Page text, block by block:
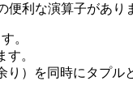
便利な演算子があり
。
。
り）を同時にタプル